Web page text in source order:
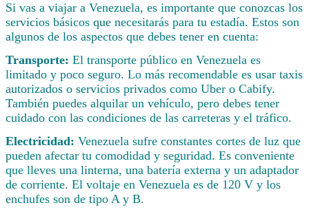
Si vas a viajar a Venezuela, es importante que conozcas los
servicios básicos que necesitarás para tu estadía. Estos son
algunos de los aspectos que debes tener en cuenta:
Transporte: El transporte público en Venezuela es
limitado y poco seguro. Lo más recomendable es usar taxis
autorizados o servicios privados como Uber o Cabify.
También puedes alquilar un vehículo, pero debes tener
cuidado con las condiciones de las carreteras y el tráfico.
Electricidad: Venezuela sufre constantes cortes de luz que
pueden afectar tu comodidad y seguridad. Es conveniente
que lleves una linterna, una batería externa y un adaptador
de corriente. El voltaje en Venezuela es de 120 V y los
enchufes son de tipo A y B.